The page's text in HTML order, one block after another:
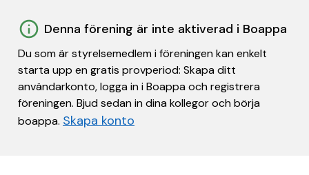
Denna förening är inte aktiverad i Boappa
Du som är styrelsemedlem i föreningen kan enkelt
starta upp en gratis provperiod: Skapa ditt
användarkonto, logga in i Boappa och registrera
föreningen. Bjud sedan in dina kollegor och börja
boappa. Skapa konto